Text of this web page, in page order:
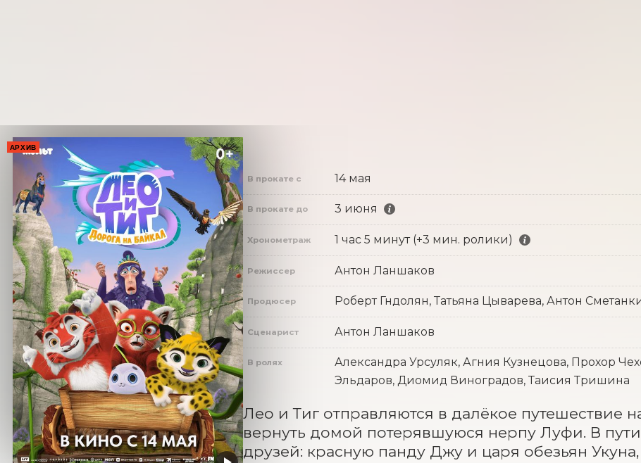
АРХИВ
В прокате с 14 мая
В прокате до 3 июня
Хронометраж 1 час 5 минут (+3 мин. ролики)
Режиссер Антон Ланшаков
Продюсер Роберт Гндолян, Татьяна Цыварева, Антон
Сценарист Антон Ланшаков
В ролях
Александра Урсуляк, Агния Кузнецова, Прохор
Эльдаров, Диомид Виноградов, Таисия Тришина
Лео и Тиг отправляются в далёкое путешествие
вернуть домой потерявшуюся нерпу Луфи. В
друзей: красную панду Джу и царя обезьян Укуна,